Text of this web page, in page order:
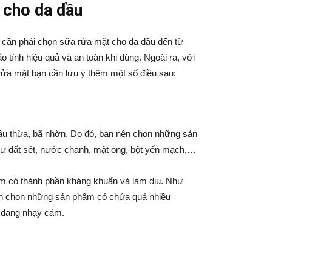
da dầu
phải chọn sữa rửa mặt cho da dầu đến từ
tính hiệu quả và an toàn khi dùng. Ngoài ra, với
mặt bạn cần lưu ý thêm một số điều sau:
thừa, bã nhờn. Do đó, bạn nên chọn những sản
đất sét, nước chanh, mật ong, bột yến mạch,…
có thành phần kháng khuẩn và làm dịu. Như
những sản phẩm có chứa quá nhiều
nhạy cảm.